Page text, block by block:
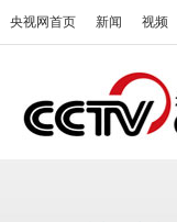
央视网首页 新闻 视频